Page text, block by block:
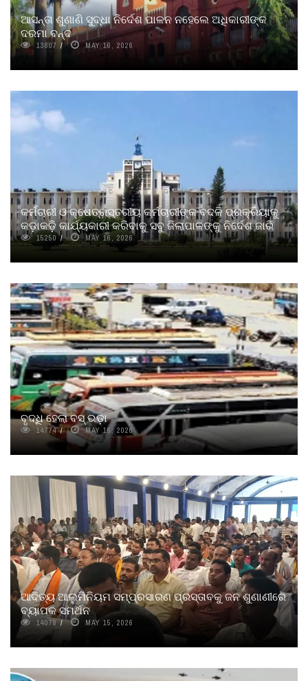
ଆସନ୍ତା ଶୁଣାଣି ସୁଦ୍ଧା ନିର୍ଦେଶ ପାଳନ ନହେଲେ ଅଧିକାରୀଙ୍କ
ଦରମା ବନ୍ଦ
13807 MAY 16, 2026
କର୍ମଚାରୀ ଓ କ୍ଷେତ୍ରସ୍ତରୀୟ କର୍ମଚାରୀଙ୍କ ବଦଳି ପ୍ରକ୍ରିୟାକୁ
କଡ଼ାକଡ଼ି କାର୍ଯ୍ୟକାରୀ କରିବାକୁ ସବୁ ଜିଲାପାଳଙ୍କୁ ନିର୍ଦେଶ ଜାରି
15250 MAY 16, 2026
ବୃଦ୍ଧି ହେଲା ବସ୍‌ ଭଡ଼ା
14774 MAY 16, 2026
ଆଦିତ୍ୟ ଆଲୁମିନିୟମ ସମ୍ପ୍ରସାରଣ ପ୍ରସ୍ତାବକୁ ଜନ ଶୁଣାଣୀରେ
ବ୍ୟାପକ ସମର୍ଥନ
14078 MAY 15, 2026